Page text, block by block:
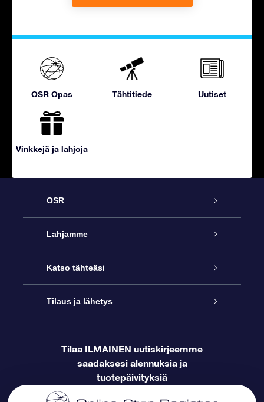
OSR Opas Tähtitiede Uutiset
Vinkkejä ja lahjoja
OSR
Palvelu
Ota meihin yhteyttä
Blogi
Lahjamme
Online Star -lahja
OSR-lahjapakkaus
OSR-lahjakortti
Katso tähteäsi
Star Register
Henkilökohtainen Tähtisivu
Tilaus ja lähetys
Maksutiedot
Tilaa ILMAINEN uutiskirjeemme
saadaksesi alennuksia ja
tuotepäivityksiä